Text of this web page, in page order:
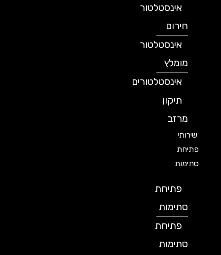
אינסטלטור
חירום
אינסטלטור
מומלץ
אינסטלטורים
תיקון
מרזב
שירותי
פתיחת
סתימות
פתיחת
סתימות
פתיחת
סתימות